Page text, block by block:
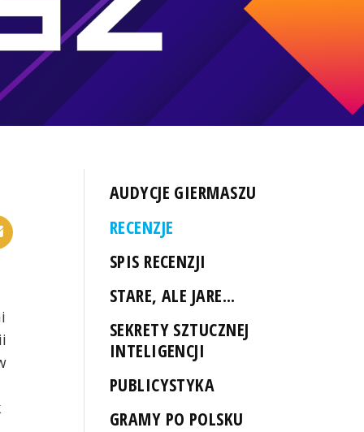
AUDYCJE GIERMASZU
RECENZJE
SPIS RECENZJI
STARE, ALE JARE...
SEKRETY SZTUCZNEJ
INTELIGENCJI
PUBLICYSTYKA
GRAMY PO POLSKU